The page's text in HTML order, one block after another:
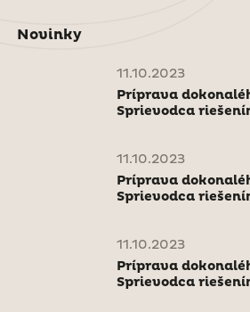
Novinky
11.10.2023
Príprava
Sprievodca
11.10.2023
Príprava
Sprievodca
11.10.2023
Príprava
Sprievodca